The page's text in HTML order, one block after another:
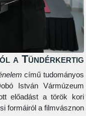
a
vitt történelemcímű
az egri Dobó István
tartott előadást
formáiról a